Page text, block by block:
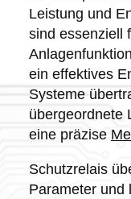
Leistung und
sind essenziell
ein effektives
Systeme
übergeordnete
eine präzise
Schutzrelais
Parameter und